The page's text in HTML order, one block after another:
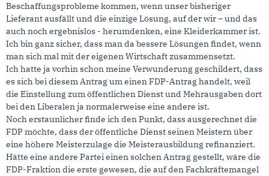
Beschaffungsprobleme kommen, wenn unser bisheriger
Lieferant ausfällt und die einzige Lösung, auf der wir – und das
auch noch ergebnislos - herumdenken, eine Kleiderkammer ist.
Ich bin ganz sicher, dass man da bessere Lösungen findet, wenn
man sich mal mit der eigenen Wirtschaft zusammensetzt.
Ich hatte ja vorhin schon meine Verwunderung geschildert, dass
es sich bei diesem Antrag um einen FDP-Antrag handelt, weil
die Einstellung zum öffentlichen Dienst und Mehrausgaben dort
bei den Liberalen ja normalerweise eine andere ist.
Noch erstaunlicher finde ich den Punkt, dass ausgerechnet die
FDP möchte, dass der öffentliche Dienst seinen Meistern über
eine höhere Meisterzulage die Meisterausbildung refinanziert.
Hätte eine andere Partei einen solchen Antrag gestellt, wäre die
FDP-Fraktion die erste gewesen, die auf den Fachkräftemangel